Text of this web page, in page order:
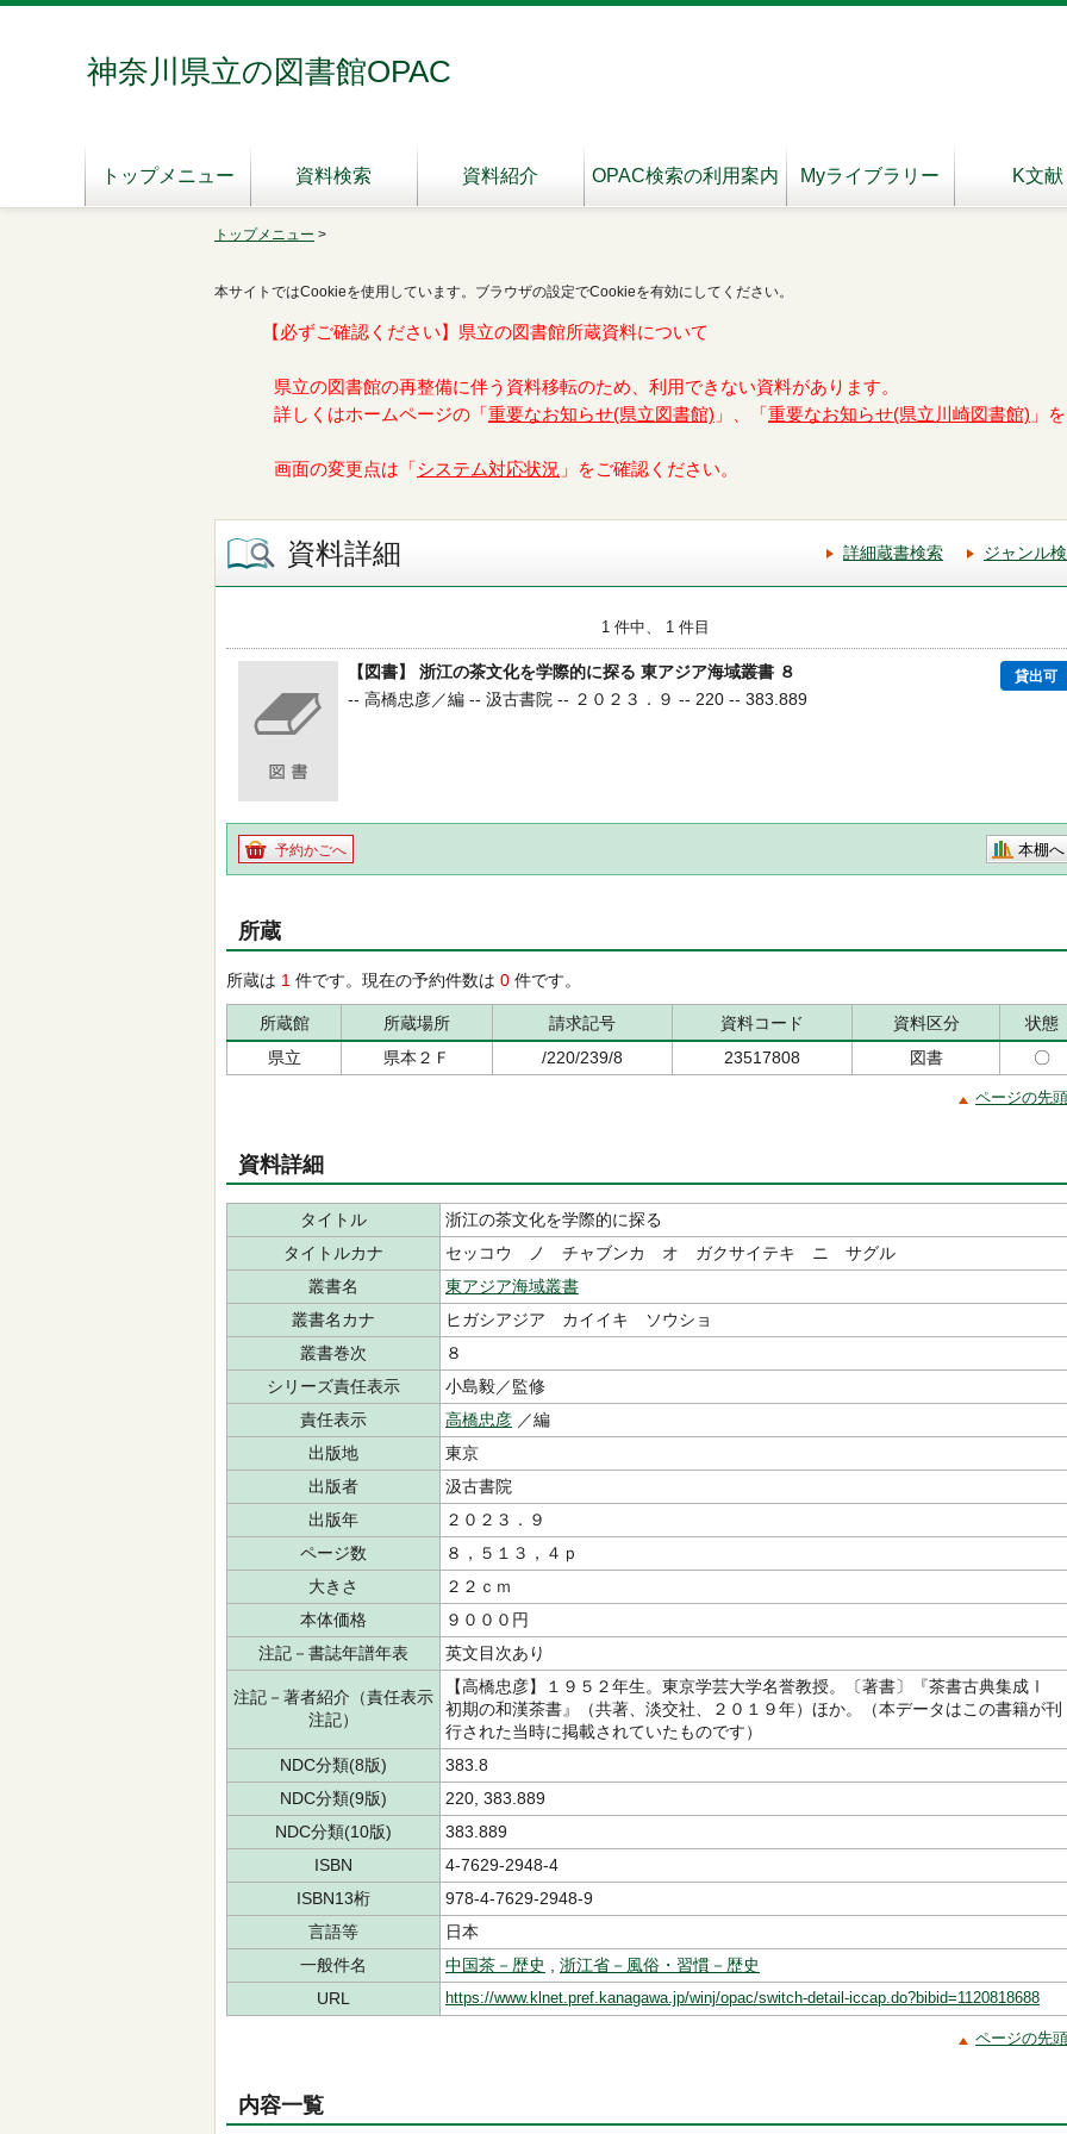
神奈川県立の図書館OPAC
トップメニュー 資料検索 資料紹介 OPAC検索の利用案内 Myライブラリー K文献
トップメニュー >
本サイトではCookieを使用しています。ブラウザの設定でCookieを有効にしてください。
【必ずご確認ください】県立の図書館所蔵資料について
県立の図書館の再整備に伴う資料移転のため、利用できない資料があります。
詳しくはホームページの「 重要なお知らせ(県立図書館) 」、「 重要なお知らせ(県立川崎図書館) 」
画面の変更点は「 システム対応状況 」をご確認ください。
資料詳細 詳細蔵書検索 ジャンル
1 件中、 1 件目
【図書】 浙江の茶文化を学際的に探る 東アジア海域叢書 ８ 貸出可
-- 高橋忠彦／編 -- 汲古書院 -- ２０２３．９ -- 220 -- 383.889
予約かごへ 本棚へ
所蔵
所蔵は 1 件です。現在の予約件数は 0 件です。
所蔵館 所蔵場所 請求記号 資料コード 資料区分
状態
県立
県本２Ｆ /220/239/8 23517808 図書 〇
ページの先
資料詳細
タイトル
浙江の茶文化を学際的に探る
タイトルカナ
セッコウ ノ チャブンカ オ ガクサイテキ ニ サグル
叢書名
東アジア海域叢書
叢書名カナ
ヒガシアジア カイイキ ソウショ
叢書巻次
８
シリーズ責任表示
小島毅／監修
責任表示
高橋忠彦 ／編
出版地
東京
出版者
汲古書院
出版年
２０２３．９
ページ数
８，５１３，４ｐ
大きさ
２２ｃｍ
本体価格
９０００円
注記－書誌年譜年表
英文目次あり
注記－著者紹介（責任表示
注記）
【高橋忠彦】１９５２年生。東京学芸大学名誉教授。〔著書〕『茶書古典集成Ⅰ
初期の和漢茶書』（共著、淡交社、２０１９年）ほか。（本データはこの書籍が刊
行された当時に掲載されていたものです）
NDC分類(8版)
383.8
NDC分類(9版)
220, 383.889
NDC分類(10版)
383.889
ISBN
4-7629-2948-4
ISBN13桁
978-4-7629-2948-9
言語等
日本
一般件名
中国茶－歴史
浙江省－風俗・習慣－歴史
URL
https://www.klnet.pref.kanagawa.jp/winj/opac/switch-detail-iccap.do?bibid=1120818688
ページの先
内容一覧